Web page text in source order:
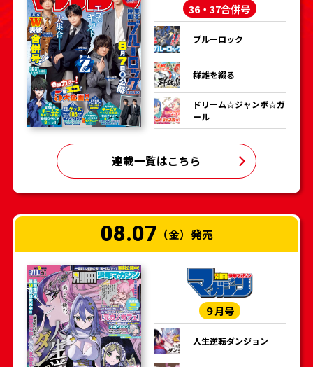
36・37合併号
ブルーロック
群雄を綴る
ドリーム☆ジャンボ☆ガ
ール
連載一覧はこちら
08.07 （金）発売
９月号
人生逆転ダンジョン